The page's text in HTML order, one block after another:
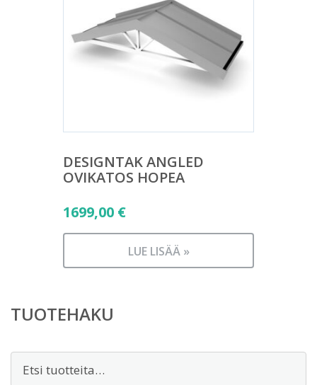
DESIGNTAK ANGLED
OVIKATOS HOPEA
1699,00 €
LUE LISÄÄ »
TUOTEHAKU